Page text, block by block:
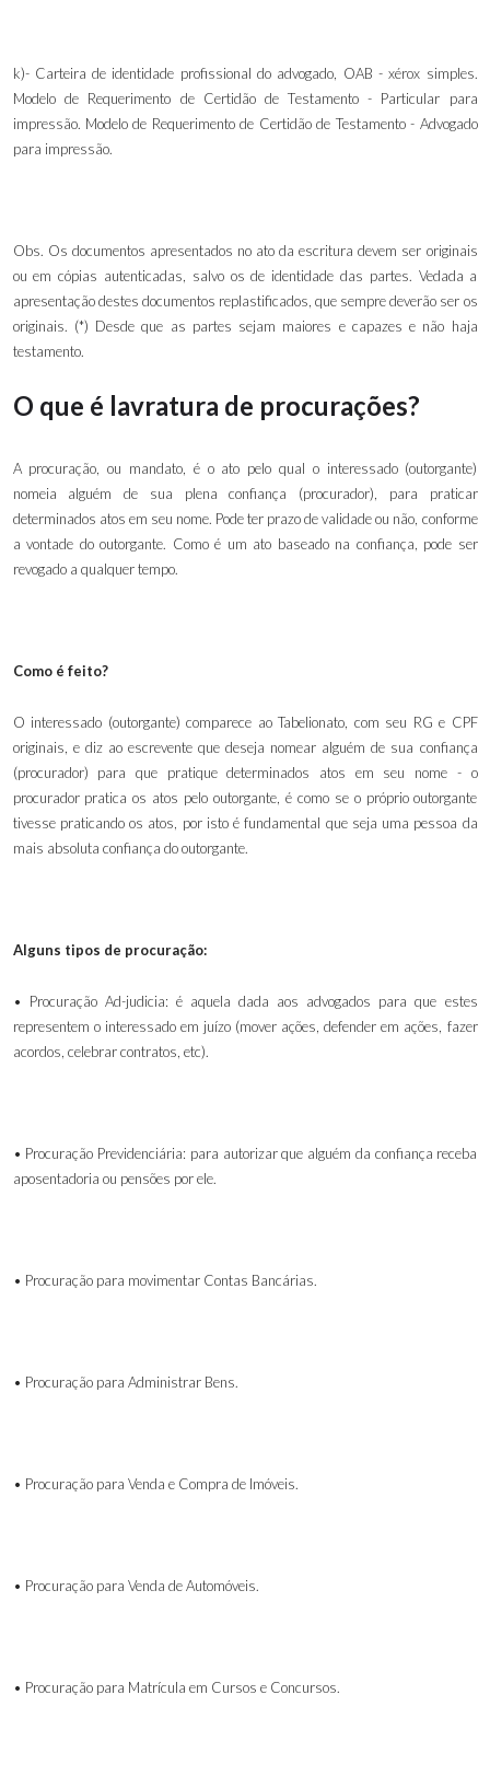
k)- Carteira de identidade profissional do advogado, OAB - xérox simples.
Modelo de Requerimento de Certidão de Testamento - Particular para
impressão. Modelo de Requerimento de Certidão de Testamento - Advogado
para impressão.
Obs. Os documentos apresentados no ato da escritura devem ser originais
ou em cópias autenticadas, salvo os de identidade das partes. Vedada a
apresentação destes documentos replastificados, que sempre deverão ser os
originais. (*) Desde que as partes sejam maiores e capazes e não haja
testamento.
O que é lavratura de procurações?
A procuração, ou mandato, é o ato pelo qual o interessado (outorgante)
nomeia alguém de sua plena confiança (procurador), para praticar
determinados atos em seu nome. Pode ter prazo de validade ou não, conforme
a vontade do outorgante. Como é um ato baseado na confiança, pode ser
revogado a qualquer tempo.
Como é feito?
O interessado (outorgante) comparece ao Tabelionato, com seu RG e CPF
originais, e diz ao escrevente que deseja nomear alguém de sua confiança
(procurador) para que pratique determinados atos em seu nome - o
procurador pratica os atos pelo outorgante, é como se o próprio outorgante
tivesse praticando os atos, por isto é fundamental que seja uma pessoa da
mais absoluta confiança do outorgante.
Alguns tipos de procuração:
• Procuração Ad-judicia: é aquela dada aos advogados para que estes
representem o interessado em juízo (mover ações, defender em ações, fazer
acordos, celebrar contratos, etc).
• Procuração Previdenciária: para autorizar que alguém da confiança receba
aposentadoria ou pensões por ele.
• Procuração para movimentar Contas Bancárias.
• Procuração para Administrar Bens.
• Procuração para Venda e Compra de Imóveis.
• Procuração para Venda de Automóveis.
• Procuração para Matrícula em Cursos e Concursos.